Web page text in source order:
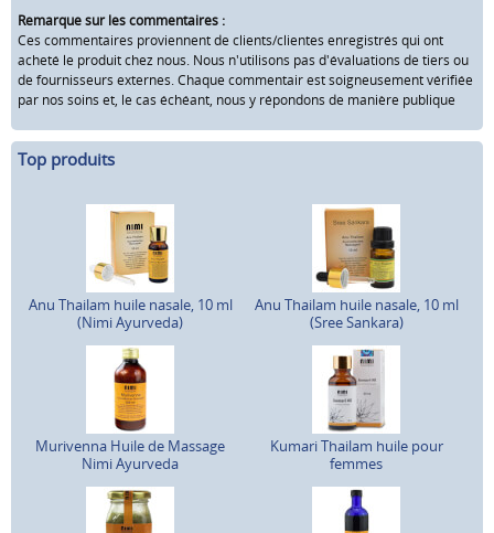
Remarque sur les commentaires :
Ces commentaires proviennent de clients/clientes enregistrés qui ont
acheté le produit chez nous. Nous n'utilisons pas d'évaluations de tiers ou
de fournisseurs externes. Chaque commentair est soigneusement vérifiée
par nos soins et, le cas échéant, nous y répondons de manière publique
Top produits
Anu Thailam huile nasale, 10 ml
(Nimi Ayurveda)
Anu Thailam huile nasale, 10 ml
(Sree Sankara)
Murivenna Huile de Massage
Nimi Ayurveda
Kumari Thailam huile pour
femmes